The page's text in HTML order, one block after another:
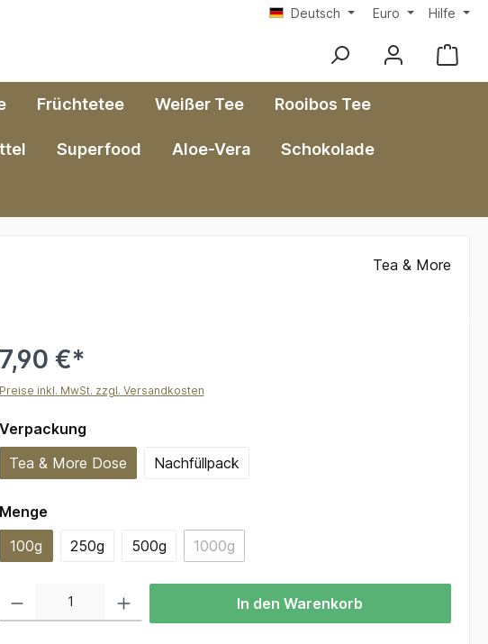
Deutsch Euro Hilfe
Früchtetee Weißer Tee Rooibos Tee
Superfood Aloe-Vera Schokolade
Tea & More
7,90 €*
Preise inkl. MwSt. zzgl. Versandkosten
Verpackungauswählen
Tea & More Dose
Nachfüllpack
Mengeauswählen
100g
250g 500g 1000g(Diese Option ist zurzeit nicht verfügbar.)
In den Warenkorb